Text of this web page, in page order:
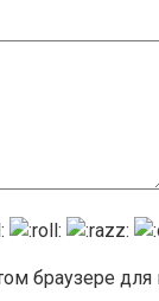
браузере